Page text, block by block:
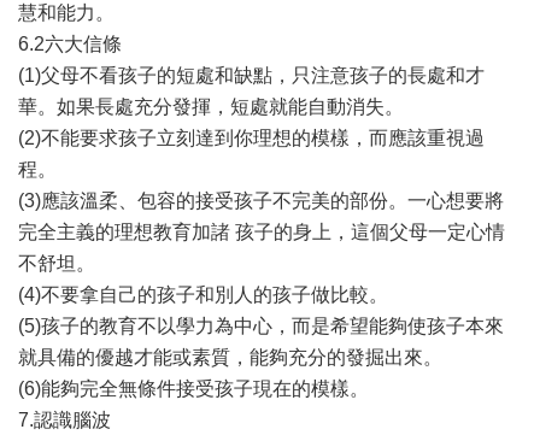
慧和能力。
6.2六大信條
(1)父母不看孩子的短處和缺點，只注意孩子的長處和才
華。如果長處充分發揮，短處就能自動消失。
(2)不能要求孩子立刻達到你理想的模樣，而應該重視過
程。
(3)應該溫柔、包容的接受孩子不完美的部份。一心想要將
完全主義的理想教育加諸 孩子的身上，這個父母一定心情
不舒坦。
(4)不要拿自己的孩子和別人的孩子做比較。
(5)孩子的教育不以學力為中心，而是希望能夠使孩子本來
就具備的優越才能或素質，能夠充分的發掘出來。
(6)能夠完全無條件接受孩子現在的模樣。
7.認識腦波